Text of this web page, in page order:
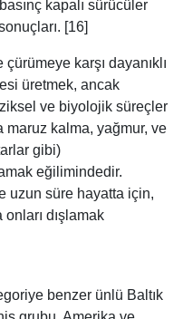
eğilimindedir.
süre hayatta için,
benzer ünlü Baltık
grubu. Amerika ve
modern bir cins ilgili
fosil reçineler olduğu
kuzey Avrupa’da
[19]